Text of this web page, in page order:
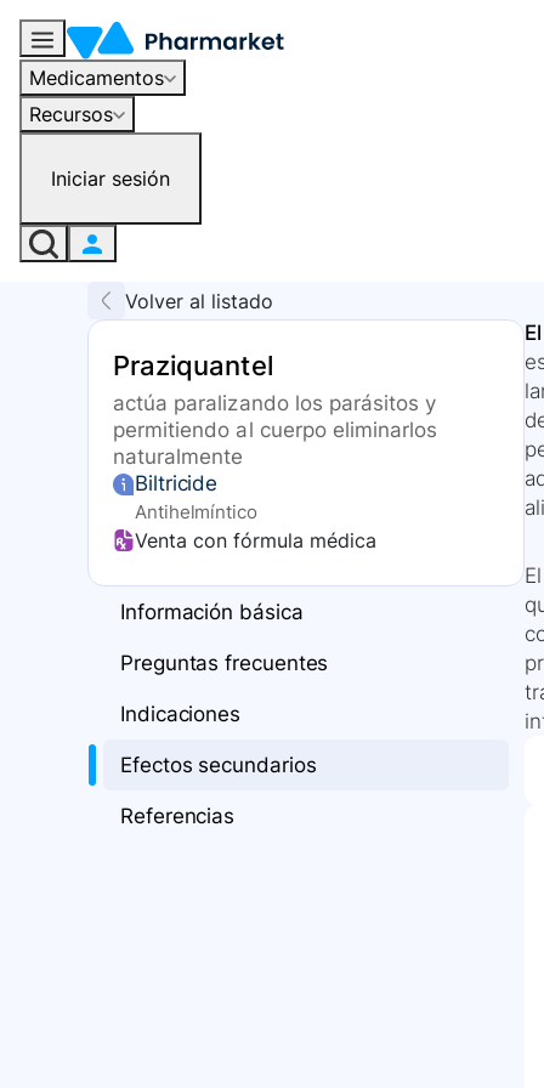
Medicamentos
Recursos
Iniciar sesión
Volver al listado
Praziquantel
actúa paralizando los parásitos y
permitiendo al cuerpo eliminarlos
naturalmente
Biltricide
Antihelmíntico
Venta con fórmula médica
Información básica
Preguntas frecuentes
Indicaciones
Efectos secundarios
Referencias